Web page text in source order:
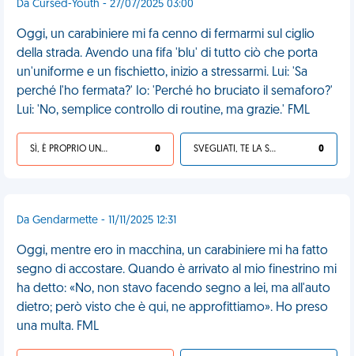
Da Cursed-Youth - 27/07/2025 03:00
Oggi, un carabiniere mi fa cenno di fermarmi sul ciglio
della strada. Avendo una fifa 'blu' di tutto ciò che porta
un'uniforme e un fischietto, inizio a stressarmi. Lui: 'Sa
perché l'ho fermata?' Io: 'Perché ho bruciato il semaforo?'
Lui: 'No, semplice controllo di routine, ma grazie.' FML
SÌ, È PROPRIO UNA VDM! 0 SVEGLIATI, TE LA SEI CERCATA! 0
Da Gendarmette - 11/11/2025 12:31
Oggi, mentre ero in macchina, un carabiniere mi ha fatto
segno di accostare. Quando è arrivato al mio finestrino mi
ha detto: «No, non stavo facendo segno a lei, ma all'auto
dietro; però visto che è qui, ne approfittiamo». Ho preso
una multa. FML